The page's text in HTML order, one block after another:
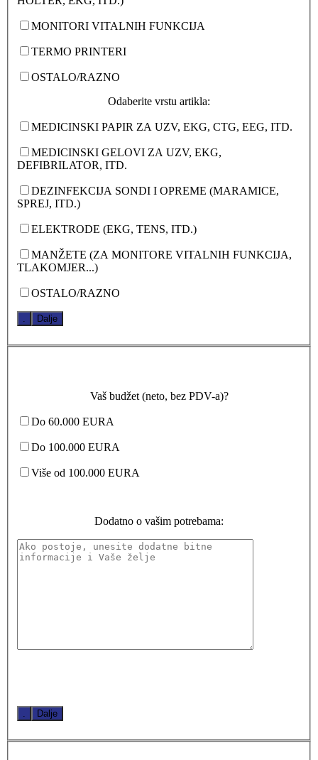
MONITORI VITALNIH FUNKCIJA
TERMO PRINTERI
OSTALO/RAZNO
Odaberite vrstu artikla:
MEDICINSKI PAPIR ZA UZV, EKG, CTG, EEG, ITD.
MEDICINSKI GELOVI ZA UZV, EKG,
DEFIBRILATOR, ITD.
DEZINFEKCIJA SONDI I OPREME (MARAMICE,
SPREJ, ITD.)
ELEKTRODE (EKG, TENS, ITD.)
MANŽETE (ZA MONITORE VITALNIH FUNKCIJA,
TLAKOMJER...)
OSTALO/RAZNO
Dalje
Vaš budžet (neto, bez PDV-a)?
Do 60.000 EURA
Do 100.000 EURA
Više od 100.000 EURA
Dodatno o vašim potrebama:
. Dalje